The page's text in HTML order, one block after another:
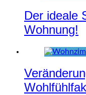
Der ideale
Wohnung!